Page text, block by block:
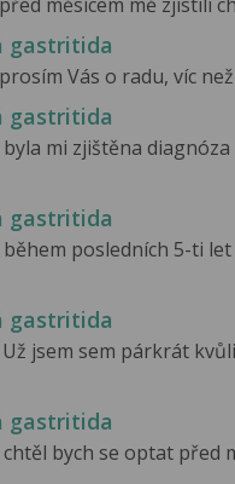
gastritida
Vás o radu, víc
gastritida
mi zjištěna
gastritida
posledních 5-ti
gastritida
jsem sem párkrát
gastritida
bych se optat před